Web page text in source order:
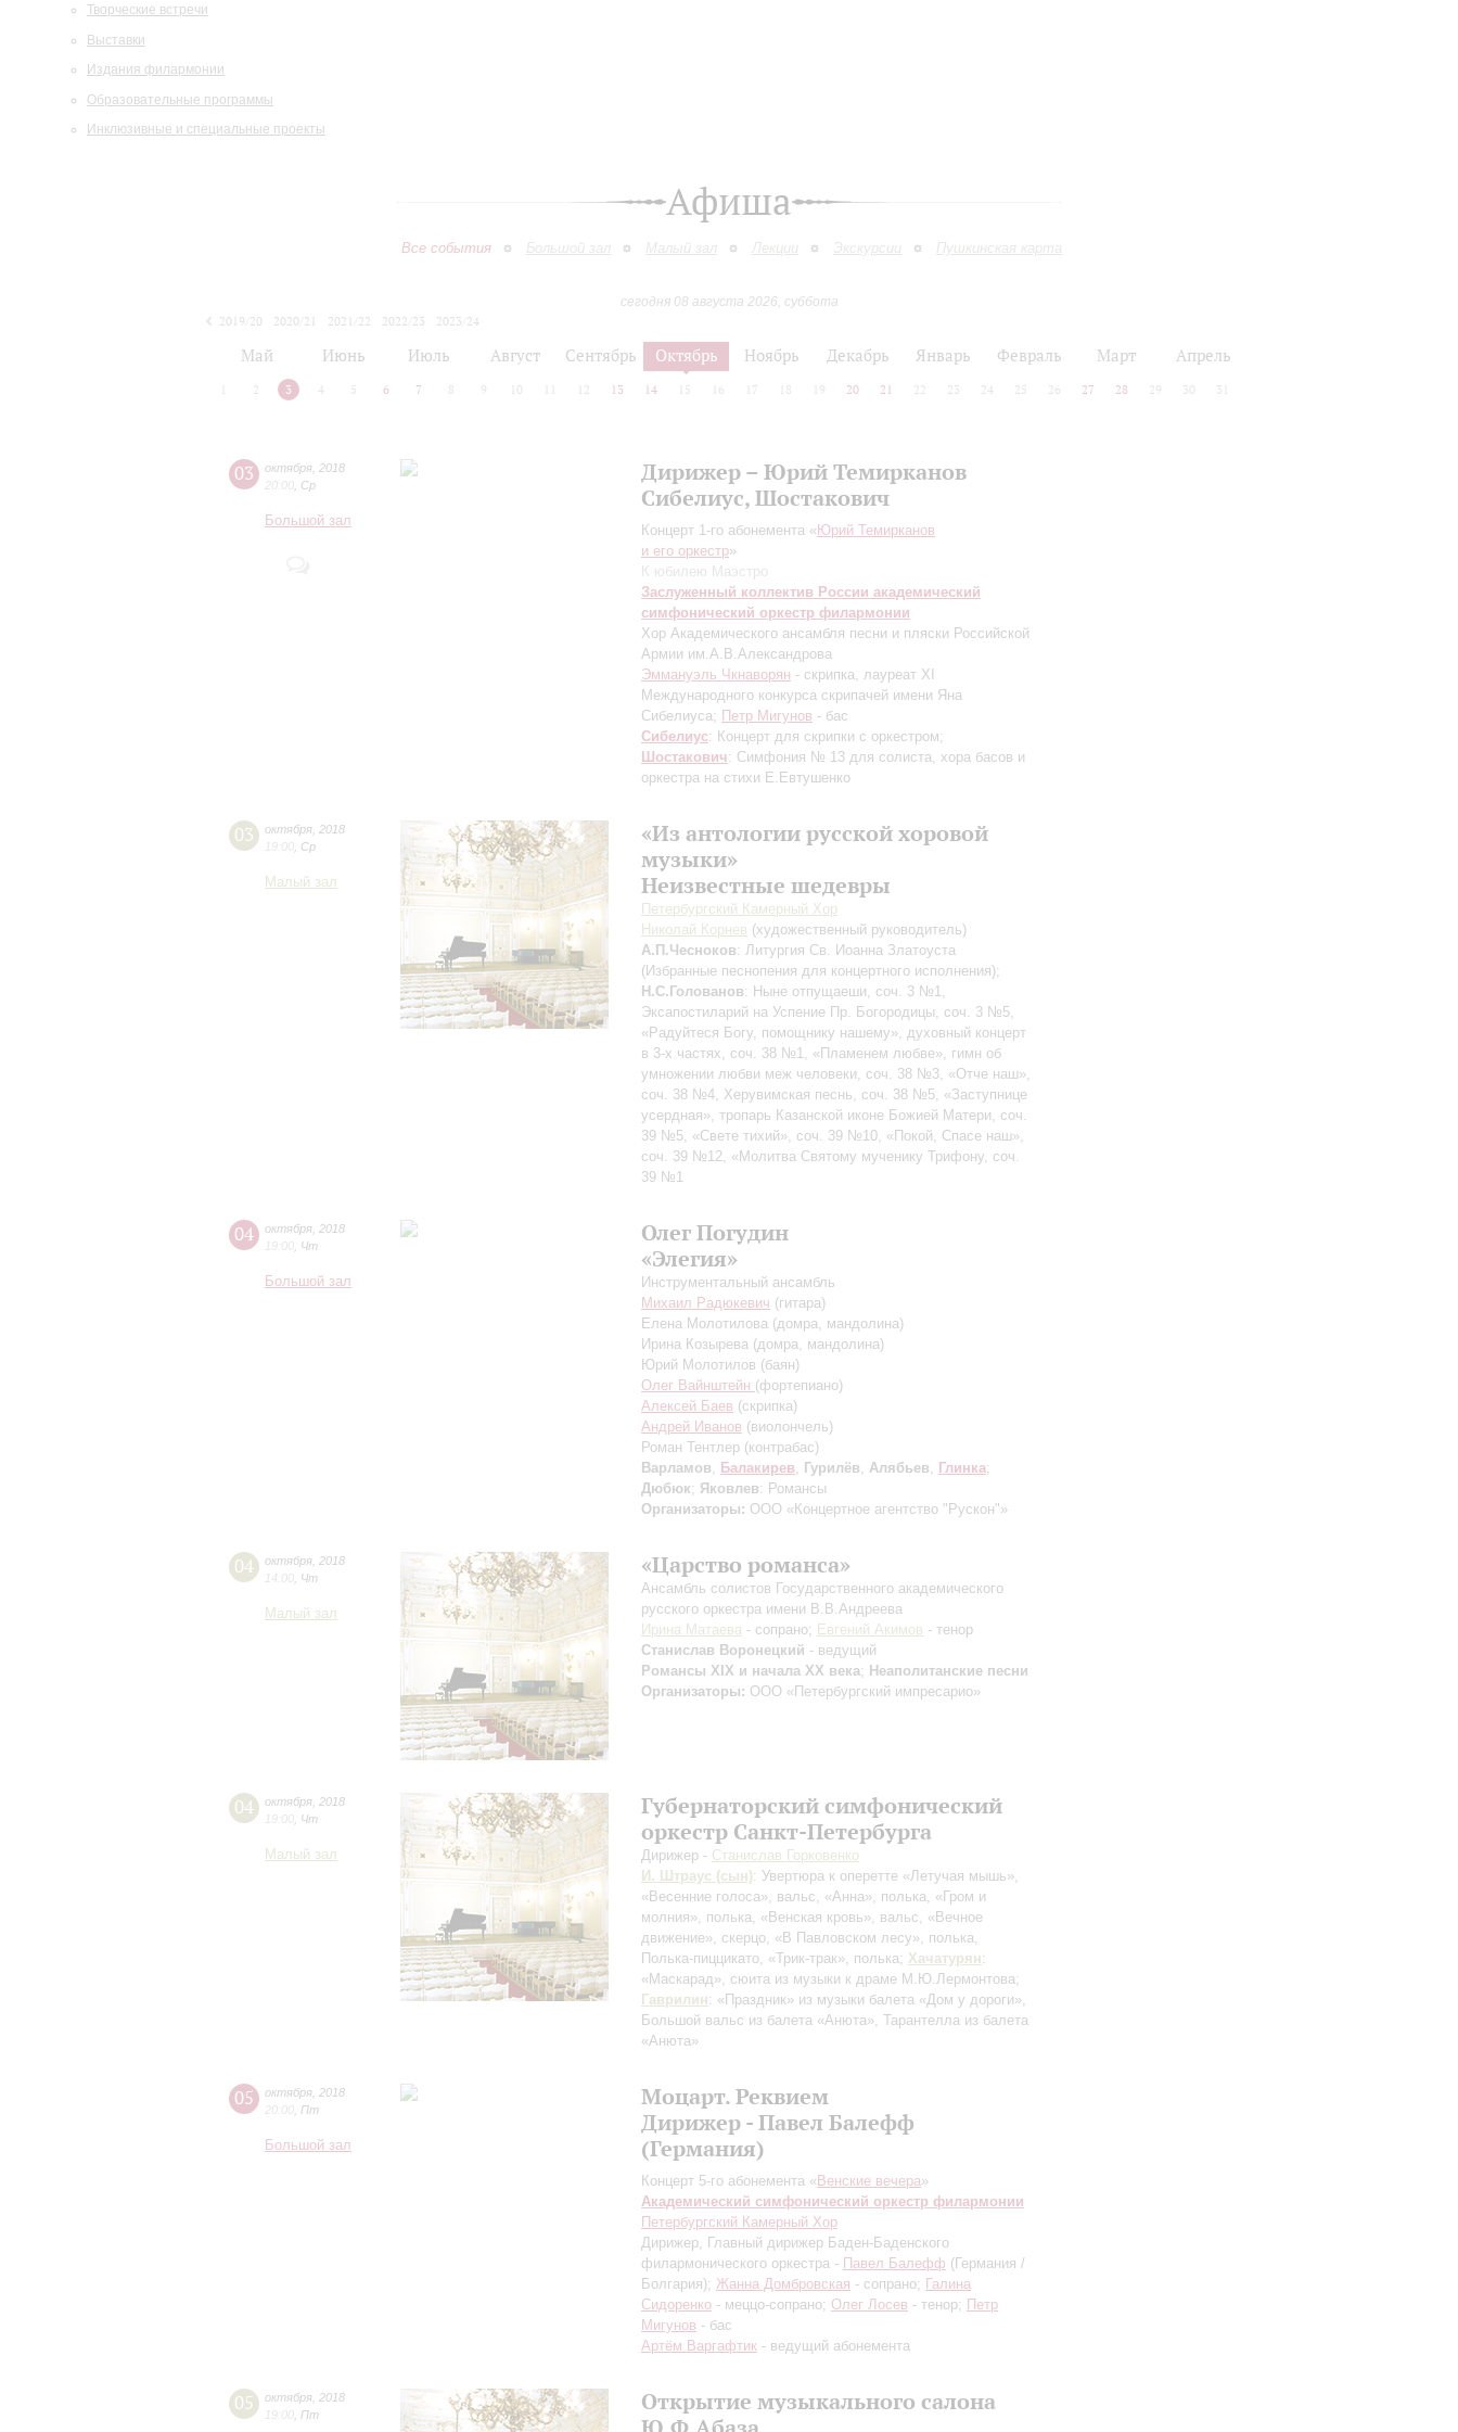
Творческие встречи
Выставки
Издания филармонии
Образовательные программы
Инклюзивные и специальные проекты
Афиша
Все события Большой зал Малый зал Лекции Экскурсии Пушкинская карта
сегодня 08 августа 2026, суббота
2019/20
2020/21 2021/22 2022/23
2023/24
Май Июнь Июль Август Сентябрь Октябрь Ноябрь Декабрь Январь Февраль Март Апрель
2 3 4 5 6 7 8 9 10 12 13 14 15 16 17 18 19 20 21 22 23 24 25 26 27 28 29 30 31
03 октября 2018
20:00 Ср
Большой зал
Дирижер – Юрий Темирканов
Сибелиус, Шостакович
Концерт 1-го абонемента « Юрий Темирканов
и его оркестр»
К юбилею Маэстро
Заслуженный коллектив России академический
симфонический оркестр филармонии
Хор Академического ансамбля песни и пляски Российской
Армии им.А.В.Александрова
Эммануэль Чкнаворян - скрипка, лауреат XI
Международного конкурса скрипачей имени Яна
Сибелиуса; Петр Мигунов - бас
Сибелиус: Концерт для скрипки с оркестром;
Шостакович: Симфония № 13 для солиста, хора басов и
оркестра на стихи Е.Евтушенко
03 октября 2018
19:00 Ср
Малый зал
«Из антологии русской хоровой
музыки»
Неизвестные шедевры
Петербургский Камерный Хор
Николай Корнев (художественный руководитель)
А.П.Чесноков: Литургия Св. Иоанна Златоуста
(Избранные песнопения для концертного исполнения);
Н.С.Голованов: Ныне отпущаеши, соч. 3 №1,
Эксапостиларий на Успение Пр. Богородицы, соч. 3 №5,
«Радуйтеся Богу, помощнику нашему», духовный концерт
в 3-х частях, соч. 38 №1, «Пламенем любве», гимн об
умножении любви меж человеки, соч. 38 №3, «Отче наш»,
соч. 38 №4, Херувимская песнь, соч. 38 №5, «Заступнице
усердная», тропарь Казанской иконе Божией Матери, соч.
39 №5, «Свете тихий», соч. 39 №10, «Покой, Спасе наш»,
соч. 39 №12, «Молитва Святому мученику Трифону, соч.
39 №1
04 октября 2018
19:00 Чт
Большой зал
Олег Погудин
«Элегия»
Инструментальный ансамбль
Михаил Радюкевич (гитара)
Елена Молотилова (домра, мандолина)
Ирина Козырева (домра, мандолина)
Юрий Молотилов (баян)
Олег Вайнштейн (фортепиано)
Алексей Баев (скрипка)
Андрей Иванов (виолончель)
Роман Тентлер (контрабас)
Варламов, Балакирев, Гурилёв, Алябьев, Глинка;
Дюбюк; Яковлев: Романсы
Организаторы: ООО «Концертное агентство "Рускон"»
04 октября 2018
14:00 Чт
Малый зал
«Царство романса»
Ансамбль солистов Государственного академического
русского оркестра имени В.В.Андреева
Ирина Матаева - сопрано; Евгений Акимов - тенор
Станислав Воронецкий - ведущий
Романсы XIX и начала XX века; Неаполитанские песни
Организаторы: ООО «Петербургский импресарио»
04 октября 2018
19:00 Чт
Малый зал
Губернаторский симфонический
оркестр Санкт-Петербурга
Дирижер - Станислав Горковенко
И. Штраус (сын): Увертюра к оперетте «Летучая мышь»,
«Весенние голоса», вальс, «Анна», полька, «Гром и
молния», полька, «Венская кровь», вальс, «Вечное
движение», скерцо, «В Павловском лесу», полька,
Полька-пиццикато, «Трик-трак», полька; Хачатурян:
«Маскарад», сюита из музыки к драме М.Ю.Лермонтова;
Гаврилин: «Праздник» из музыки балета «Дом у дороги»,
Большой вальс из балета «Анюта», Тарантелла из балета
«Анюта»
05 октября 2018
20:00 Пт
Большой зал
Моцарт. Реквием
Дирижер - Павел Балефф
(Германия)
Концерт 5-го абонемента « Венские вечера»
Академический симфонический оркестр филармонии
Петербургский Камерный Хор
Дирижер, Главный дирижер Баден-Баденского
филармонического оркестра - Павел Балефф (Германия /
Болгария); Жанна Домбровская - сопрано; Галина
Сидоренко - меццо-сопрано; Олег Лосев - тенор; Петр
Мигунов - бас
Артём Варгафтик - ведущий абонемента
05 октября 2018
19:00 Пт
Открытие музыкального салона